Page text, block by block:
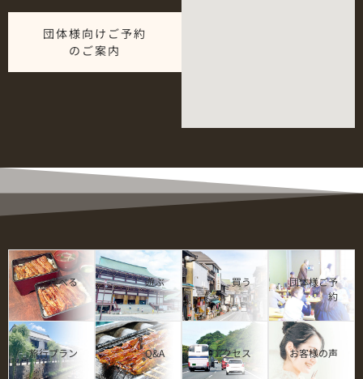
団体様向けご予約
のご案内
食べる 遊ぶ 買う
団体様ご予
約
旅行プラン Q&A アクセス お客様の声